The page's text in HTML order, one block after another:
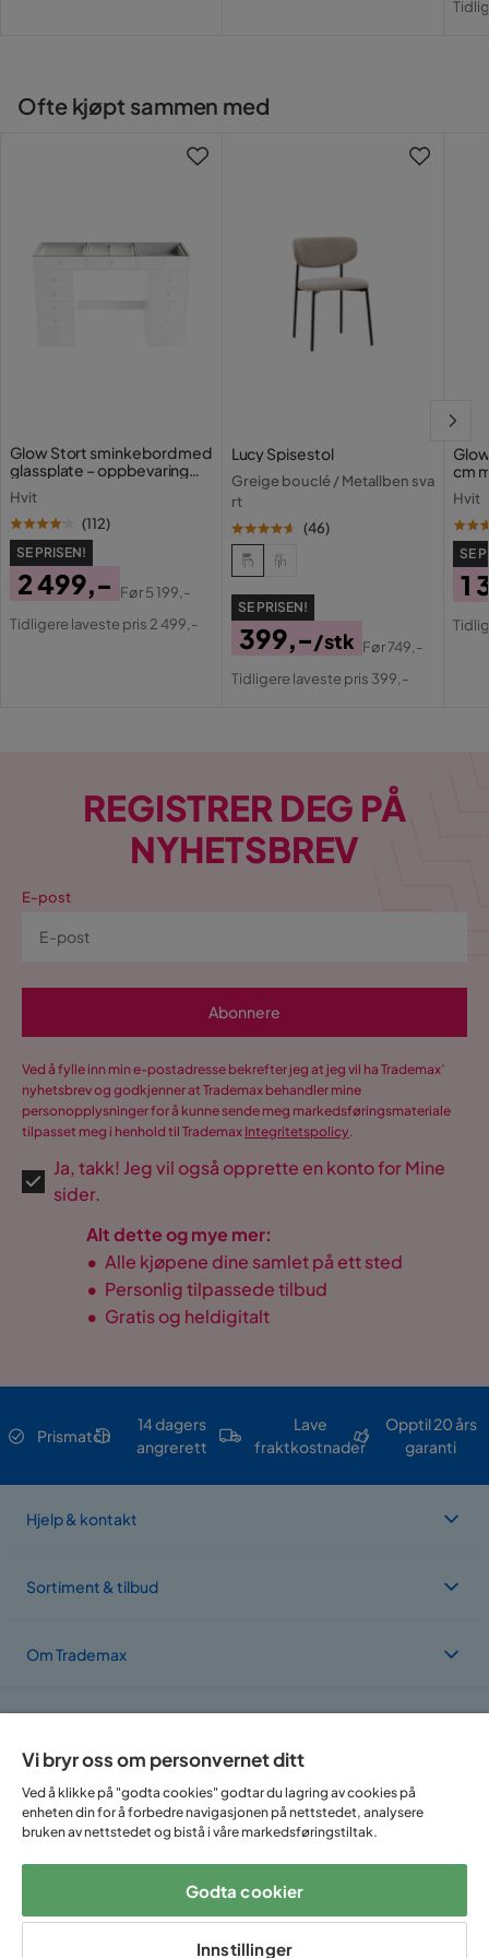
Ofte kjøpt sammen med
Glow Stort sminkebord med
glassplate – oppbevaring
med skuffer og rom 120 cm
Hvit
(112)
SE PRISEN!
Pris
2 499,-
Original
Før5 199,-
Tidligere laveste pris 2 499,-
Lucy Spisestol
Greige bouclé / Metallben sva
rt
(46)
SE PRISEN!
Pris
399,-/stk
Original
Før749,-
Tidligere laveste pris 399,-
cm
med
Hvit
SE
1
REGISTRER DEG PÅ
NYHETSBREV
E-post
Abonnere
Ved å fylle inn min e-postadresse bekrefter jeg at jeg vil ha Trademax’
nyhetsbrev og godkjenner at Trademax behandler mine
personopplysninger for å kunne sende meg markedsføringsmateriale
tilpasset meg i henhold til Trademax Integritetspolicy.
Ja, takk! Jeg vil også opprette en konto for Mine
sider.
Alt dette og mye mer:
• Alle kjøpene dine samlet på ett sted
• Personlig tilpassede tilbud
• Gratis og heldigitalt
Prismatch
14 dagers
angrerett
Lave
fraktkostnader
Opptil 20 års
garanti
Hjelp & kontakt
Sortiment & tilbud
Om Trademax
Følg oss på:
Vi bryr oss om personvernet ditt
Ved å klikke på "godta cookies" godtar du lagring av cookies på
enheten din for å forbedre navigasjonen på nettstedet, analysere
bruken av nettstedet og bistå i våre markedsføringstiltak.
Godta cookier
Innstillinger